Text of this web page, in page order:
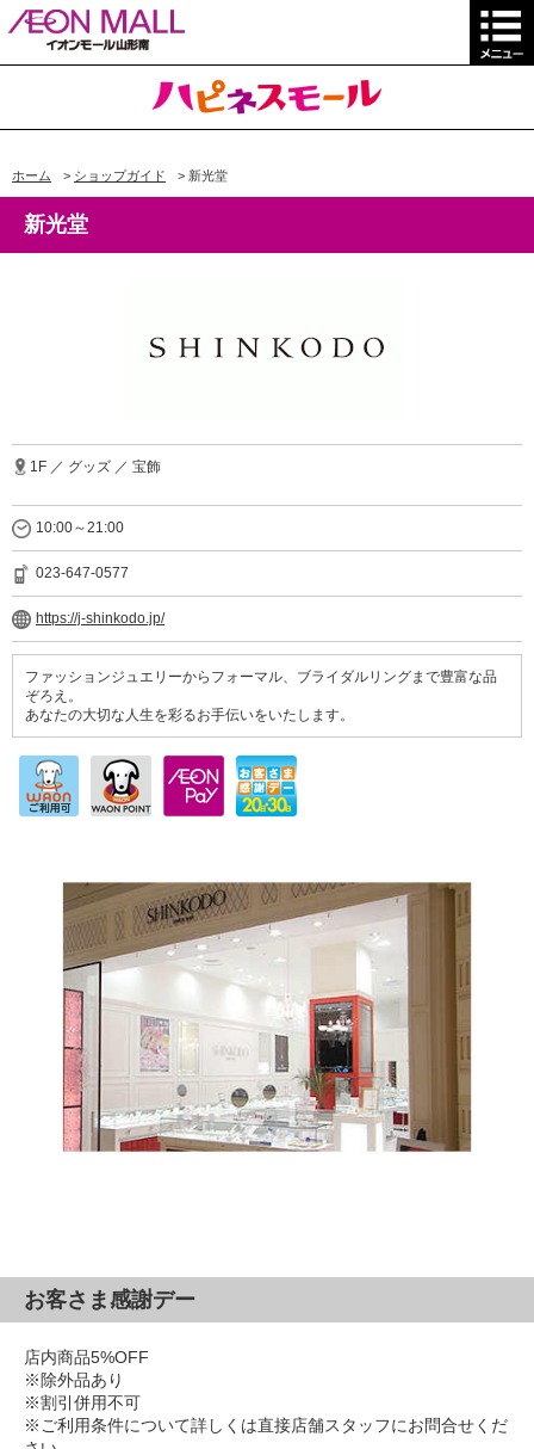
ホーム > ショップガイド > 新光堂
新光堂
1F ／ グッズ ／ 宝飾
10:00～21:00
023-647-0577
https://j-shinkodo.jp/
ファッションジュエリーからフォーマル、ブライダルリングまで豊富な品
ぞろえ。
あなたの大切な人生を彩るお手伝いをいたします。
お客さま感謝デー
店内商品5%OFF
※除外品あり
※割引併用不可
※ご利用条件について詳しくは直接店舗スタッフにお問合せくだ